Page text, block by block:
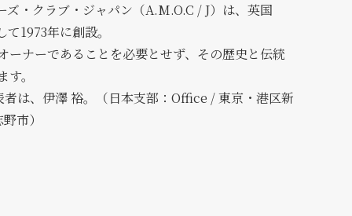
ズ・クラブ・ジャパン（A.M.O.C / J）は、英国
1973年に創設。
ーナーであることを必要とせず、その歴史と伝統
。
は、伊澤 裕。（日本支部：Office / 東京・港区新
市）